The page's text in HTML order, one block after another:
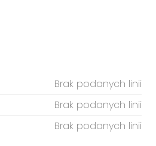
Brak podanych linii
Brak podanych linii
Brak podanych linii